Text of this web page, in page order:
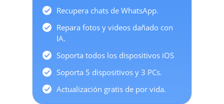
Recupera chats de WhatsApp.
Repara fotos y videos dañado con
IA.
Soporta todos los dispositivos iOS
Soporta 5 dispositivos y 3 PCs.
Actualización gratis de por vida.